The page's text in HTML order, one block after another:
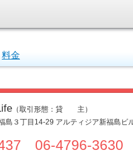
料金
（取引形態：貸 主）
島３丁目14-29 アルティジア新福島
06-4796-3630